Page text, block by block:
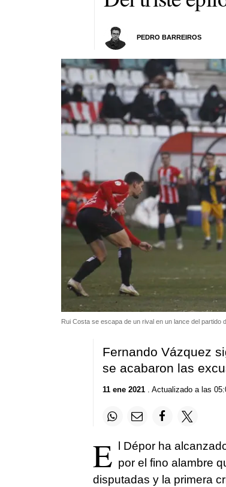
PEDRO BARREIROS
Rui Costa se escapa de un rival en un lance del partido
Fernando Vázquez
se acabaron las
11 ene 2021. Actualizado a las
E
l Dépor ha
por el fino alambre
disputadas y la primera